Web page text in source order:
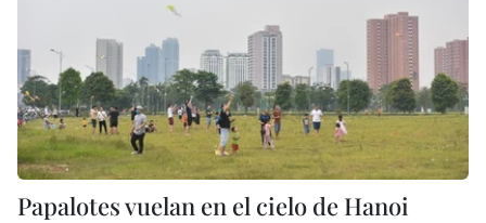
Papalotes vuelan en el cielo de Hanoi